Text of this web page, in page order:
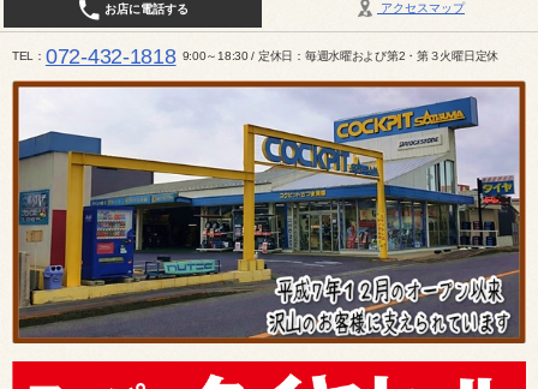
アクセスマップ
お店に電話する
TEL 072-432-1818 9:00～18:30 / 定休日：毎週水曜および第2・第３火曜日定休